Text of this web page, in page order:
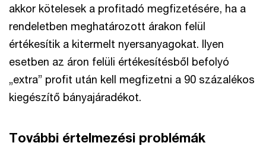
akkor kötelesek a profitadó megfizetésére, ha a
rendeletben meghatározott árakon felül
értékesítik a kitermelt nyersanyagokat. Ilyen
esetben az áron felüli értékesítésből befolyó
„extra” profit után kell megfizetni a 90 százalékos
kiegészítő bányajáradékot.
További értelmezési problémák